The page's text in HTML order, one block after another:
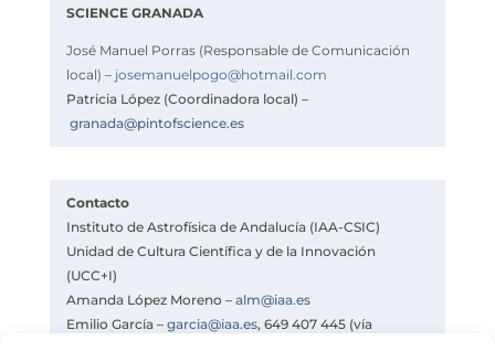
SCIENCE GRANADA
José Manuel Porras (Responsable de Comunicación
local) – josemanuelpogo@hotmail.com
Patricia López (Coordinadora local) –
granada@pintofscience.es
Contacto
Instituto de Astrofísica de Andalucía (IAA-CSIC)
Unidad de Cultura Científica y de la Innovación
(UCC+I)
Amanda López Moreno – alm@iaa.es
Emilio García – garcia@iaa.es, 649 407 445 (vía